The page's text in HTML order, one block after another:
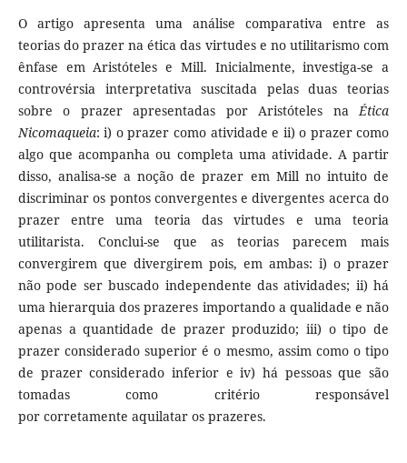
O artigo apresenta uma análise comparativa entre as
teorias do prazer na ética das virtudes e no utilitarismo com
ênfase em Aristóteles e Mill. Inicialmente, investiga-se a
controvérsia interpretativa suscitada pelas duas teorias
sobre o prazer apresentadas por Aristóteles naÉtica
Nicomaqueia: i) o prazer como atividade e ii) o prazer como
algo que acompanha ou completa uma atividade. A partir
disso, analisa-se a noção de prazer em Mill no intuito de
discriminar os pontos convergentes e divergentes acerca do
prazer entre uma teoria das virtudes e uma teoria
utilitarista. Conclui-se que as teorias parecem mais
convergirem que divergirem pois, em ambas: i) o prazer
não pode ser buscado independente das atividades; ii) há
uma hierarquia dos prazeres importando a qualidade e não
apenas a quantidade de prazer produzido; iii) o tipo de
prazer considerado superior é o mesmo, assim como o tipo
de prazer considerado inferior e iv) há pessoas que são
tomadas como critério responsável
por corretamente aquilatar os prazeres.